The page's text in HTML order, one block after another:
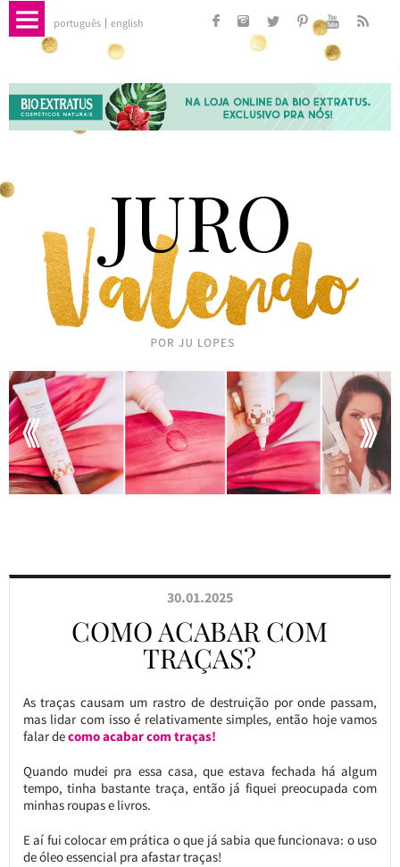
português english
30.01.2025
COMO ACABAR COM
TRAÇAS?
As traças causam um rastro de destruição por onde passam,
mas lidar com isso é relativamente simples, então hoje vamos
falar decomo acabar com traças!
Quando mudei pra essa casa, que estava fechada há algum
tempo, tinha bastante traça, então já fiquei preocupada com
minhas roupas e livros.
E aí fui colocar em prática o que já sabia que funcionava: o uso
de óleo essencial pra afastar traças!